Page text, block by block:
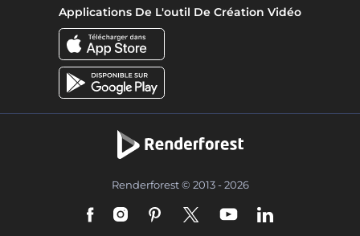
Applications De L'outil De Création Vidéo
Renderforest © 2013 - 2026